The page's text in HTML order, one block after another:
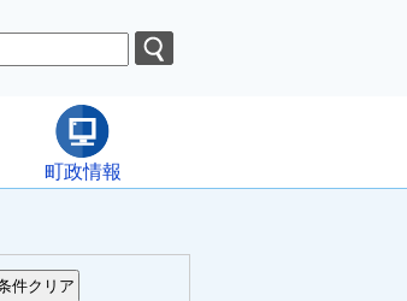
町政情報